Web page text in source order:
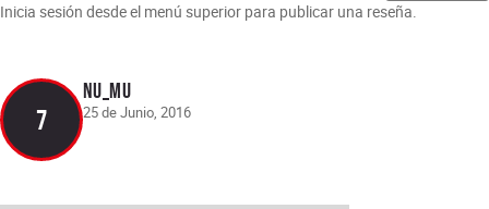
Inicia sesión desde el menú superior para publicar una reseña.
7
Nu_mu
25 de Junio, 2016